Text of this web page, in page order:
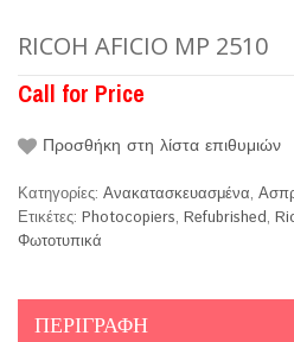
RICOH AFICIO MP 2510
Call for Price
Προσθήκη στη λίστα επιθυμιών
Κατηγορίες: Ανακατασκευασμένα,
Ετικέτες: Photocopiers, Refubrished,
Φωτοτυπικά
ΠΕΡΙΓΡΑΦΉ